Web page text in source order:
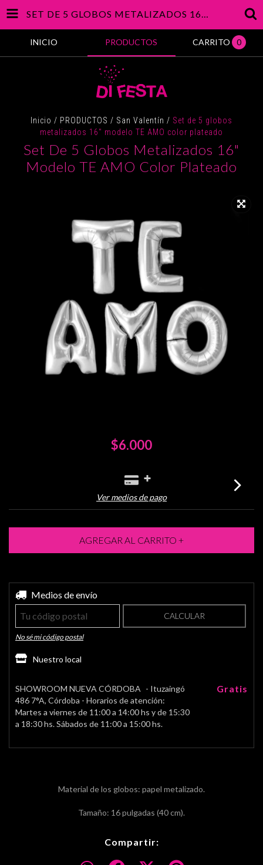
SET DE 5 GLOBOS METALIZADOS 16" MODELO TE AMO COLOR PLATEADO
INICIO PRODUCTOS CARRITO 0
Inicio / PRODUCTOS / San Valentín / Set de 5 globos
metalizados 16" modelo TE AMO color plateado
Set De 5 Globos Metalizados 16"
Modelo TE AMO Color Plateado
$6.000
Ver medios de pago
Entregas para el CP:
Medios de envío
CALCULAR
No sé mi código postal
Nuestro local
SHOWROOM NUEVA CÓRDOBA - Ituzaingó
486 7°A, Córdoba - Horarios de atención:
Martes a viernes de 11:00 a 14:00 hs y de 15:30
a 18:30 hs. Sábados de 11:00 a 15:00 hs.
Gratis
Material de los globos: papel metalizado.
Tamaño: 16 pulgadas (40 cm).
Compartir: